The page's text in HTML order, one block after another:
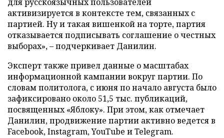
активизируется в контексте тем, связанных с
партией. Ну и такая вишенкой на торте, партия
отказывается подписывать соглашение о честных
выборах», – подчеркивает Данилин.
Эксперт также привел данные о масштабах
информационной кампании вокруг партии. По
словам политолога, с июня по начало августа было
зафиксировано около 51,5 тыс. публикаций,
посвященных «Яблоку». При этом, как отмечает
Данилин, продвижение партии активно ведется в
Facebook, Instagram, YouTube и Telegram.